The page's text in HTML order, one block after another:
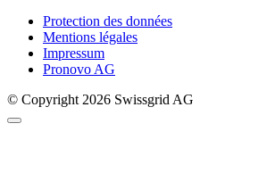
Protection des données
Mentions légales
Impressum
Pronovo AG
© Copyright 2026 Swissgrid AG